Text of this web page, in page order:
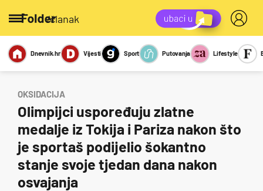
/članak
Miks Kviz
Report
Sexy
Dnevnik.hr Vijesti Sport Putovanja Lifestyle
OKSIDACIJA
Olimpijci uspoređuju zlatne
medalje iz Tokija i Pariza nakon što
je sportaš podijelio šokantno
stanje svoje tjedan dana nakon
osvajanja